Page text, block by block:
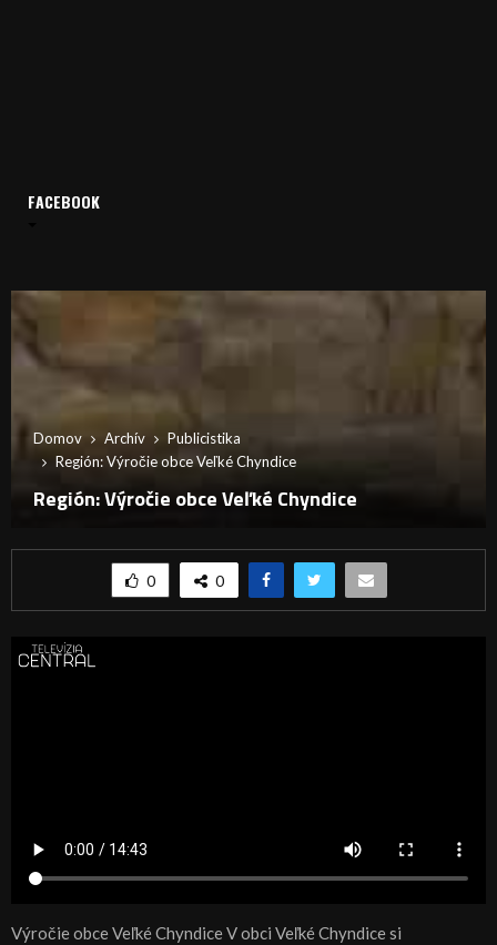
Domov Archív
Publicistika
Región: Výročie obce Veľké Chyndice
Región: Výročie obce Veľké Chyndice
0 0
Výročie obce Veľké Chyndice V obci Veľké Chyndice si
FACEBOOK